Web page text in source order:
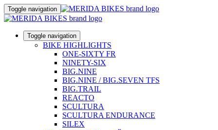
Toggle navigation
Toggle navigation
BIKE HIGHLIGHTS
ONE-SIXTY FR
NINETY-SIX
BIG.NINE
BIG.NINE / BIG.SEVEN TFS
BIG.TRAIL
REACTO
SCULTURA
SCULTURA ENDURANCE
SILEX